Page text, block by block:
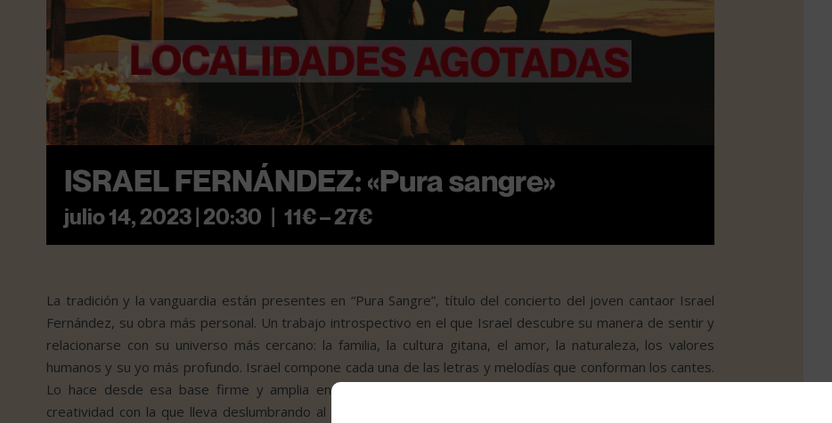
ISRAEL FERNÁNDEZ: «Pura sangre»
julio 14, 2023 | 20:30 11€ – 27€
La tradición y la vanguardia están presentes en “Pura Sangre”, título del concierto del joven cantaor Israel
Fernández, su obra más personal. Un trabajo introspectivo en el que Israel descubre su manera de sentir y
relacionarse con su universo más cercano: la familia, la cultura gitana, el amor, la naturaleza, los valores
humanos y su yo más profundo. Israel compone cada una de las letras y melodías que conforman los cantes.
Lo hace desde esa base firme y amplia en registros que hereda de la tradición y a la que aporta la
creatividad con la que lleva deslumbrando al mundo del flamenco, tanto en sus grabaciones como en sus